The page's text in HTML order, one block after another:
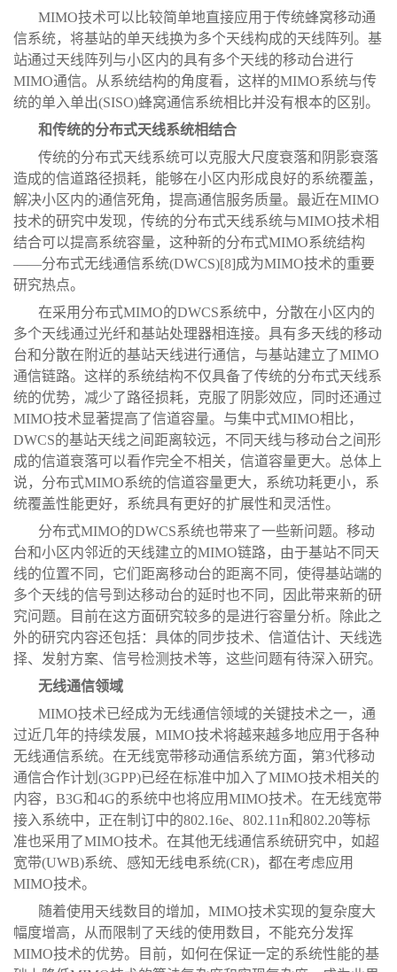
MIMO技术可以比较简单地直接应用于传统蜂窝移动通
信系统，将基站的单天线换为多个天线构成的天线阵列。基
站通过天线阵列与小区内的具有多个天线的移动台进行
MIMO通信。从系统结构的角度看，这样的MIMO系统与传
统的单入单出(SISO)蜂窝通信系统相比并没有根本的区别。
和传统的分布式天线系统相结合
传统的分布式天线系统可以克服大尺度衰落和阴影衰落
造成的信道路径损耗，能够在小区内形成良好的系统覆盖，
解决小区内的通信死角，提高通信服务质量。最近在MIMO
技术的研究中发现，传统的分布式天线系统与MIMO技术相
结合可以提高系统容量，这种新的分布式MIMO系统结构
——分布式无线通信系统(DWCS)[8]成为MIMO技术的重要
研究热点。
在采用分布式MIMO的DWCS系统中，分散在小区内的
多个天线通过光纤和基站处理器相连接。具有多天线的移动
台和分散在附近的基站天线进行通信，与基站建立了MIMO
通信链路。这样的系统结构不仅具备了传统的分布式天线系
统的优势，减少了路径损耗，克服了阴影效应，同时还通过
MIMO技术显著提高了信道容量。与集中式MIMO相比，
DWCS的基站天线之间距离较远，不同天线与移动台之间形
成的信道衰落可以看作完全不相关，信道容量更大。总体上
说，分布式MIMO系统的信道容量更大，系统功耗更小，系
统覆盖性能更好，系统具有更好的扩展性和灵活性。
分布式MIMO的DWCS系统也带来了一些新问题。移动
台和小区内邻近的天线建立的MIMO链路，由于基站不同天
线的位置不同，它们距离移动台的距离不同，使得基站端的
多个天线的信号到达移动台的延时也不同，因此带来新的研
究问题。目前在这方面研究较多的是进行容量分析。除此之
外的研究内容还包括：具体的同步技术、信道估计、天线选
择、发射方案、信号检测技术等，这些问题有待深入研究。
无线通信领域
MIMO技术已经成为无线通信领域的关键技术之一，通
过近几年的持续发展，MIMO技术将越来越多地应用于各种
无线通信系统。在无线宽带移动通信系统方面，第3代移动
通信合作计划(3GPP)已经在标准中加入了MIMO技术相关的
内容，B3G和4G的系统中也将应用MIMO技术。在无线宽带
接入系统中，正在制订中的802.16e、802.11n和802.20等标
准也采用了MIMO技术。在其他无线通信系统研究中，如超
宽带(UWB)系统、感知无线电系统(CR)，都在考虑应用
MIMO技术。
随着使用天线数目的增加，MIMO技术实现的复杂度大
幅度增高，从而限制了天线的使用数目，不能充分发挥
MIMO技术的优势。目前，如何在保证一定的系统性能的基